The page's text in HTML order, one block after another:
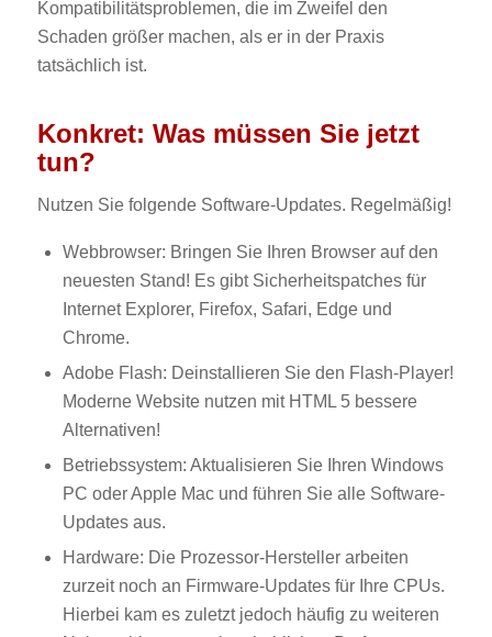
Kompatibilitätsproblemen, die im Zweifel den
Schaden größer machen, als er in der Praxis
tatsächlich ist.
Konkret: Was müssen Sie jetzt
tun?
Nutzen Sie folgende Software-Updates. Regelmäßig!
Webbrowser: Bringen Sie Ihren Browser auf den
neuesten Stand! Es gibt Sicherheitspatches für
Internet Explorer, Firefox, Safari, Edge und
Chrome.
Adobe Flash: Deinstallieren Sie den Flash-Player!
Moderne Website nutzen mit HTML 5 bessere
Alternativen!
Betriebssystem: Aktualisieren Sie Ihren Windows
PC oder Apple Mac und führen Sie alle Software-
Updates aus.
Hardware: Die Prozessor-Hersteller arbeiten
zurzeit noch an Firmware-Updates für Ihre CPUs.
Hierbei kam es zuletzt jedoch häufig zu weiteren